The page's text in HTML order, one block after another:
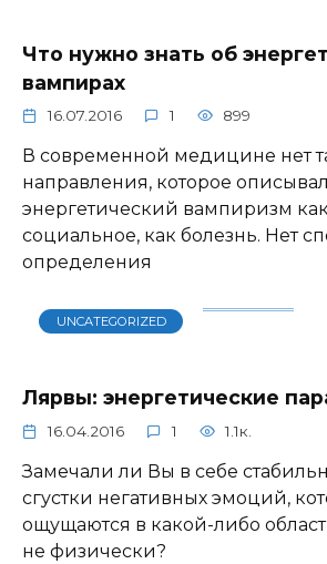
Что нужно знать об
вампирах
16.07.2016 1 899
В современной медицине нет
направления, которое
энергетический вампиризм
социальное, как болезнь. Нет
определения
UNCATEGORIZED
Лярвы: энергетические
16.04.2016 1 1.1к.
Замечали ли Вы в себе
сгустки негативных эмоций,
ощущаются в какой-либо
не физически?